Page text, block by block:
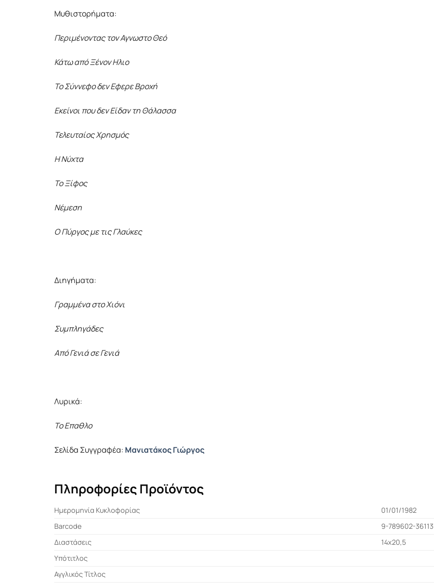
Μυθιστορήματα:
Περιμένοντας τον Αγνωστο Θεό
Κάτω από Ξένον Ηλιο
Το Σύννεφο δεν Εφερε Βροχή
Εκείνοι που δεν Είδαν τη Θάλασσα
Τελευταίος Χρησμός
Η Νύχτα
Το Ξίφος
Νέμεση
Ο Πύργος με τις Γλαύκες
Διηγήματα:
Γραμμένα στο Χιόνι
Συμπληγάδες
Από Γενιά σε Γενιά
Λυρικά:
Το Επαθλο
Σελίδα Συγγραφέα: Μανιατάκος Γιώργος
Πληροφορίες Προϊόντος
Ημερομηνία Κυκλοφορίας
01/01/1982
Barcode
9-789602-
Διαστάσεις
14x20,5
Υπότιτλος
Αγγλικός Τίτλος